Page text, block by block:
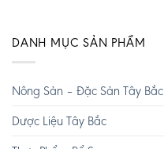
DANH MỤC SẢN PHẨM
Nông Sản – Đặc Sản Tây Bắc
Dược Liệu Tây Bắc